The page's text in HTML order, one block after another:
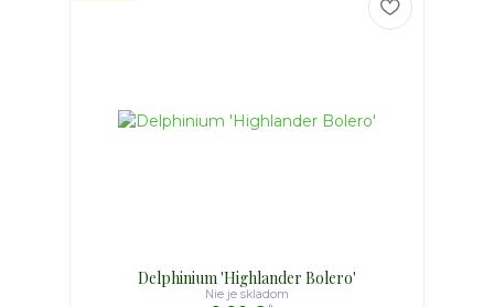
Delphinium 'Highlander Bolero'
Nie je skladom